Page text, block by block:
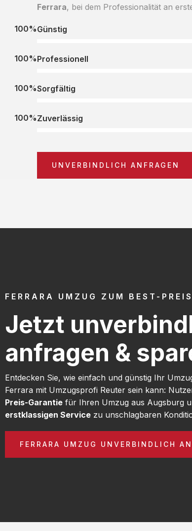
Ferrara, bei dem Professionalität an
Günstig
100%
Professionell
100%
Sorgfältig
100%
Zuverlässig
100%
UNVERBINDLICH ANFRAGEN
FERRARA UMZUG ZUM BEST-PREIS
Jetzt
anfragen &
Entdecken Sie, wie einfach und günstig Ihr
Ferrara mit Umzugsprofi Reuter sein kann:
Preis-Garantie für Ihren Umzug aus Augsburg
erstklassigen Service zu unschlagbaren
FERRARA UMZUG UNVERBINDLICH